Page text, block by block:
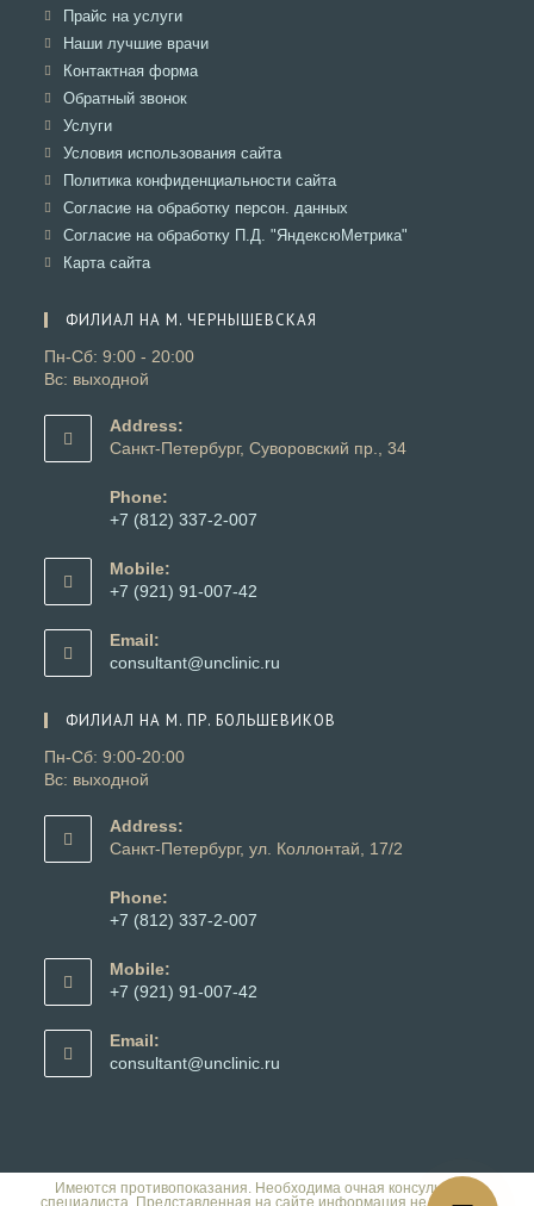
вкладке
Прайс на услугиОткроется
в
вкладке
Наши лучшие врачиОткроется
Контактная формаОткроется
Обратный звонокОткроется
вкладке
УслугиОткроется
в
вкладке
Условия использования сайтаОткроется
в
вкладке
Политика конфиденциальности сайтаОткроется
в
новой
вкладке
Согласие на обработку персон. данных
в
Согласие на обработку П.Д. "ЯндексюМетрика"
Карта сайтаОткроется
вкладке
ФИЛИАЛ НА М. ЧЕРНЫШЕВСКАЯ
Пн-Сб: 9:00 - 20:00
Вс: выходной
Address:
Санкт-Петербург, Суворовский пр., 34
Phone:
+7 (812) 337-2-007
в
вашем
Mobile:
+7 (921) 91-007-42
в
вашем
Email:
consultant@unclinic.ru
приложении
ФИЛИАЛ НА М. ПР. БОЛЬШЕВИКОВ
Пн-Сб: 9:00-20:00
Вс: выходной
Address:
Санкт-Петербург, ул. Коллонтай, 17/2
Phone:
+7 (812) 337-2-007
в
вашем
Mobile:
+7 (921) 91-007-42
в
вашем
Email:
consultant@unclinic.ru
Имеются противопоказания. Необходима очная консультация